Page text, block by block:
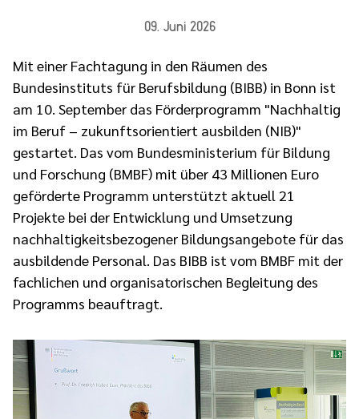
09. Juni 2026
Mit einer Fachtagung in den Räumen des
Bundesinstituts für Berufsbildung (BIBB) in Bonn ist
am 10. September das Förderprogramm "Nachhaltig
im Beruf – zukunftsorientiert ausbilden (NIB)"
gestartet. Das vom Bundesministerium für Bildung
und Forschung (BMBF) mit über 43 Millionen Euro
geförderte Programm unterstützt aktuell 21
Projekte bei der Entwicklung und Umsetzung
nachhaltigkeitsbezogener Bildungsangebote für das
ausbildende Personal. Das BIBB ist vom BMBF mit der
fachlichen und organisatorischen Begleitung des
Programms beauftragt.